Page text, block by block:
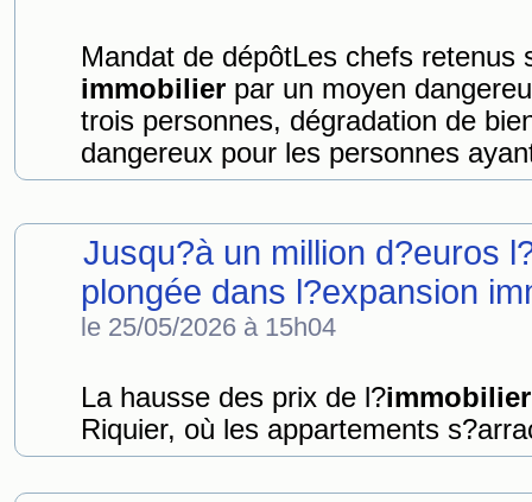
Mandat de dépôtLes chefs retenus
immobilier par un moyen
trois personnes, dégradation de
dangereux pour les personnes
Jusqu?à un million d?euros
plongée dans l?expansion
le 25/05/2026 à 15h04
La hausse des prix de l?immobilier
Riquier, où les appartements